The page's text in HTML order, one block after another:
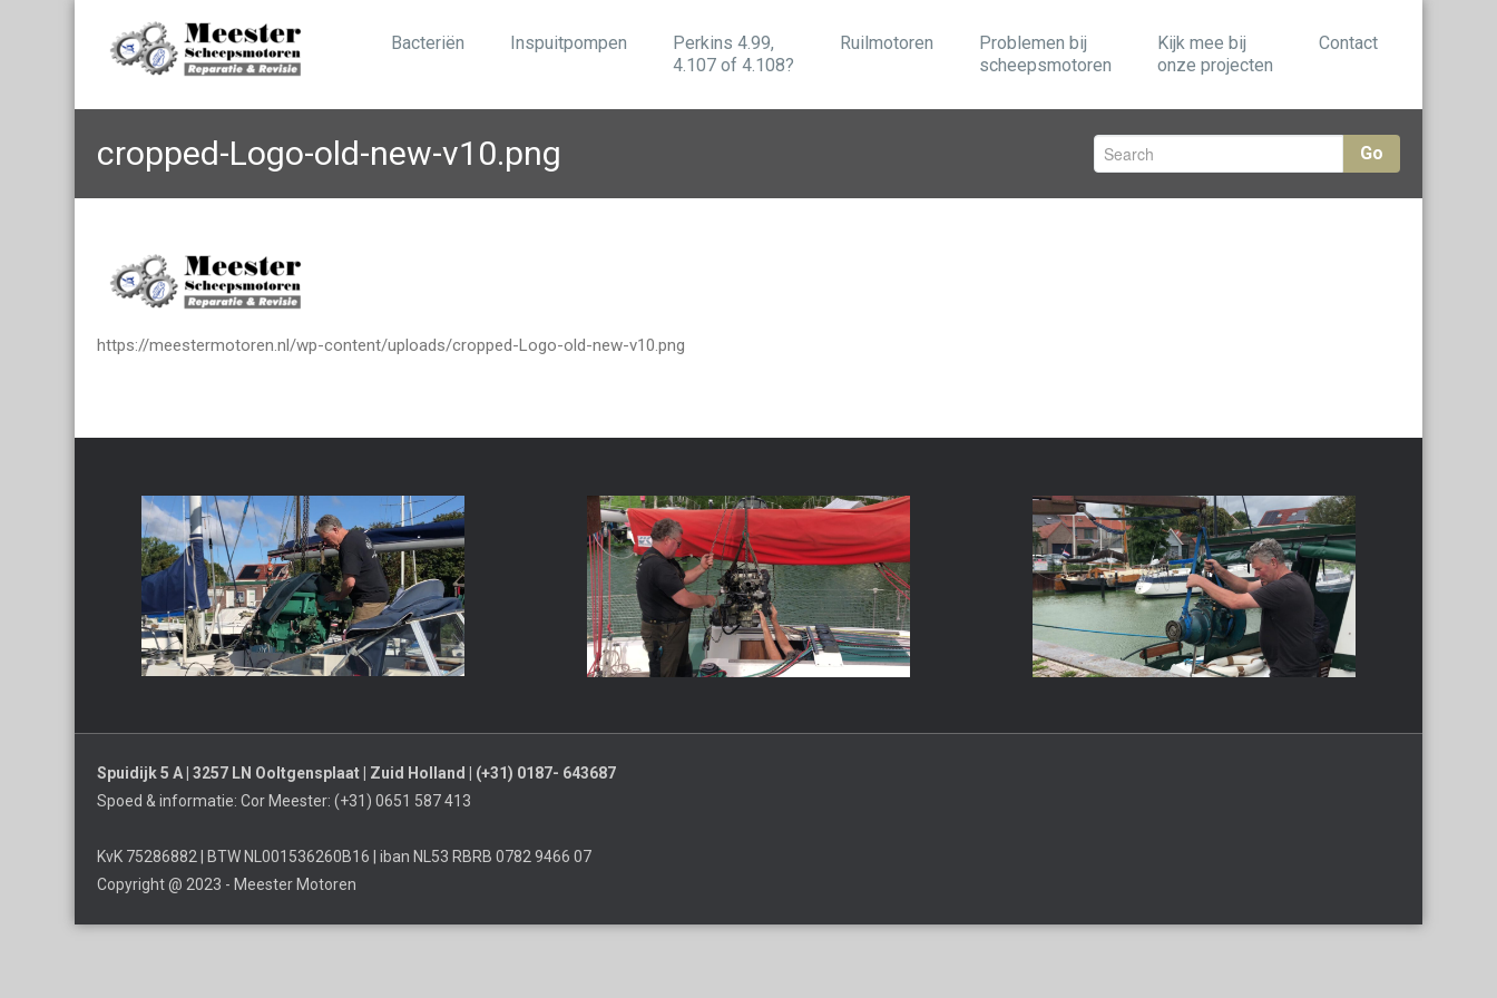
Bacteriën Inspuitpompen
Perkins 4.99,
4.107 of 4.108?
Ruilmotoren
Problemen bij
scheepsmotoren
Kijk mee bij
onze projecten
Contact
cropped-Logo-old-new-v10.png Go
https://meestermotoren.nl/wp-content/uploads/cropped-Logo-old-new-v10.png
Spuidijk 5 A | 3257 LN Ooltgensplaat | Zuid Holland | (+31) 0187- 643687
Spoed & informatie: Cor Meester: (+31) 0651 587 413
KvK 75286882 | BTW NL001536260B16 | iban NL53 RBRB 0782 9466 07
Copyright @ 2023 - Meester Motoren